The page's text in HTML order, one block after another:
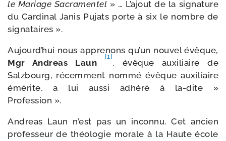
le Mariage Sacramentel » … L’ajout de la signa­ture
du Cardinal Janis Pujats porte à six le nombre de
signataires ».
Aujourd’hui nous appre­nons qu’un nou­vel évêque,
Mgr Andreas Laun
[1]
, évêque auxi­liaire de
Salzbourg, récem­ment nom­mé évêque auxi­liaire
émé­rite, a lui aus­si adhé­ré à la-​dite »
Profession ».
Andreas Laun n’est pas un incon­nu. Cet ancien
pro­fes­seur de théo­lo­gie morale à la Haute école